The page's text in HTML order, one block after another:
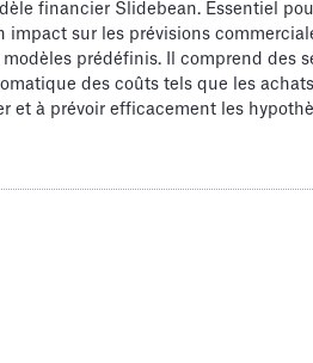
financier Slidebean. Essentiel
sur les prévisions
prédéfinis. Il comprend des
des coûts tels que les
et à prévoir efficacement les